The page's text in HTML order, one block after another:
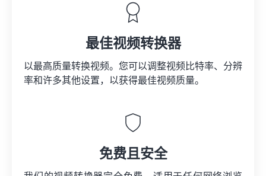
最佳视频转换器
以最高质量转换视频。您可以调整视频比特率、分辨
率和许多其他设置，以获得最佳视频质量。
免费且安全